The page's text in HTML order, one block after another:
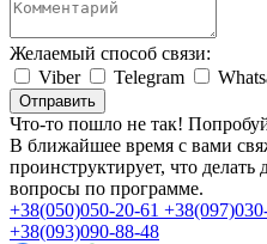
Желаемый способ связи:
Viber
Telegram
Отправить
Что-то пошло не так!
В ближайшее время с вами
проинструктирует, что делать
вопросы по программе.
+38(050)050-20-61
+38(093)090-88-48